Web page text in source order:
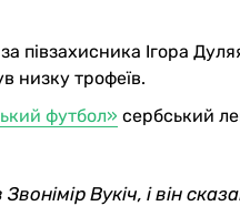
півзахисника Ігора
низку трофеїв.
футбол» сербський
Вукіч, і він